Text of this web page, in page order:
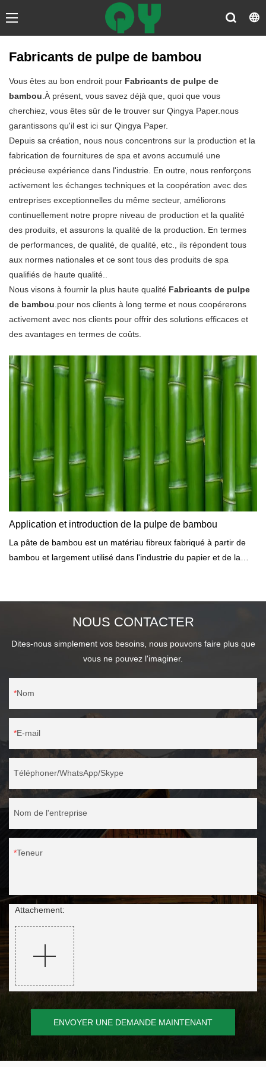
Fabricants de pulpe de bambou
Vous êtes au bon endroit pour Fabricants de pulpe de
bambou.À présent, vous savez déjà que, quoi que vous
cherchiez, vous êtes sûr de le trouver sur Qingya Paper.nous
garantissons qu'il est ici sur Qingya Paper.
Depuis sa création, nous nous concentrons sur la production et la
fabrication de fournitures de spa et avons accumulé une
précieuse expérience dans l'industrie. En outre, nous renforçons
activement les échanges techniques et la coopération avec des
entreprises exceptionnelles du même secteur, améliorons
continuellement notre propre niveau de production et la qualité
des produits, et assurons la qualité de la production. En termes
de performances, de qualité, de qualité, etc., ils répondent tous
aux normes nationales et ce sont tous des produits de spa
qualifiés de haute qualité..
Nous visons à fournir la plus haute qualité Fabricants de pulpe
de bambou.pour nos clients à long terme et nous coopérerons
activement avec nos clients pour offrir des solutions efficaces et
des avantages en termes de coûts.
Application et introduction de la pulpe de bambou
La pâte de bambou est un matériau fibreux fabriqué à partir de
bambou et largement utilisé dans l'industrie du papier et de la
NOUS CONTACTER
Dites-nous simplement vos besoins, nous pouvons faire plus que
vous ne pouvez l'imaginer.
Nom
E-mail
Téléphoner/WhatsApp/Skype
Nom de l'entreprise
Teneur
Attachement:
ENVOYER UNE DEMANDE MAINTENANT